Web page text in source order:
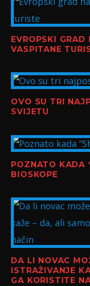
EVROPSKI GRAD
VASPITANE
OVO SU TRI
SVIJETU
POZNATO KADA
BIOSKOPE
DA LI NOVAC
ISTRAŽIVANJE
GA KORISTITE